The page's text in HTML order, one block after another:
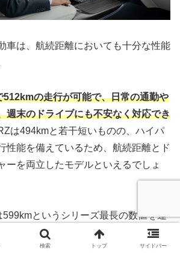
車は、航続距離においても十分な性能
512kmの走行が可能で、日常の通勤や
週末のドライブにも不安なく対応でき
は494kmと若干短いものの、ハイパ
性能を備えているため、航続距離とド
ーを両立したモデルといえるでしょ
というシリーズ最長の数値を達
移動を重視する人にとって安心感があ
続距離はカタログ値と実走行で差が出
検索 トップ サイドバー